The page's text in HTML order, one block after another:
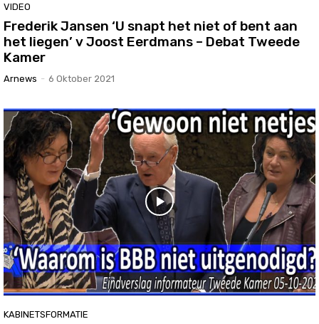
VIDEO
Frederik Jansen ‘U snapt het niet of bent aan
het liegen’ v Joost Eerdmans – Debat Tweede
Kamer
Arnews - 6 Oktober 2021
KABINETSFORMATIE